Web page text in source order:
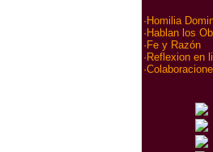
· Homilia
· Hablan los
· Fe y Razón
· Reflexion en
·